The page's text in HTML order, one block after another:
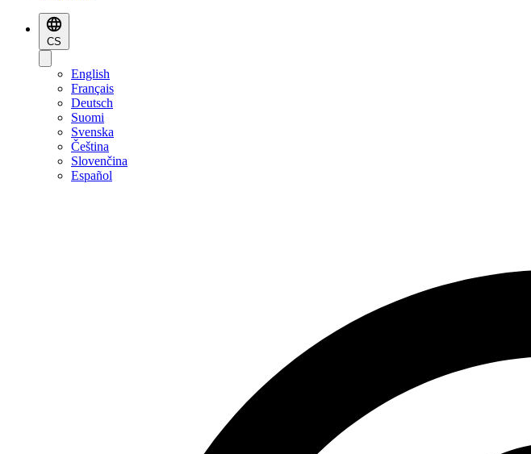
CS
English
Français
Deutsch
Suomi
Svenska
Čeština
Slovenčina
Español